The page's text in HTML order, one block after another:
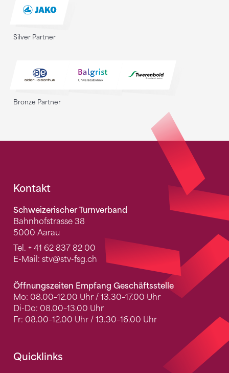
Silver Partner
Bronze Partner
Fusszeile
Kontakt
Schweizerischer Turnverband
Bahnhofstrasse 38
5000 Aarau
Tel. + 41 62 837 82 00
E-Mail: stv@stv-fsg.ch
Öffnungszeiten Empfang Geschäftsstelle
Mo: 08.00–12.00 Uhr / 13.30–17.00 Uhr
Di-Do: 08.00–13.00 Uhr
Fr: 08.00–12.00 Uhr / 13.30–16.00 Uhr
Quicklinks